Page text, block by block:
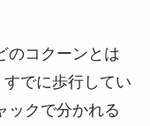
のコクーンとは
でに歩行してい
ックで分かれる